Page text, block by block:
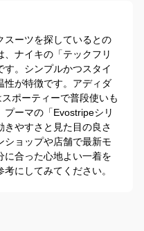
スーツを探しているとの
、ナイキの「テックフリ
す。シンプルかつスタイ
性が特徴です。アディダ
ポーティーで普段使いも
ーマの「Evostripeシリ
やすさと見た目の良さ
ショップや店舗で最新モ
に合った心地よい一着を
にしてみてください。